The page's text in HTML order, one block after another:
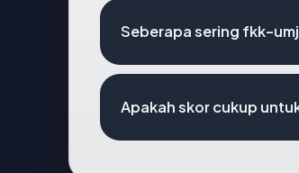
Seberapa sering fkk-
Apakah skor cukup